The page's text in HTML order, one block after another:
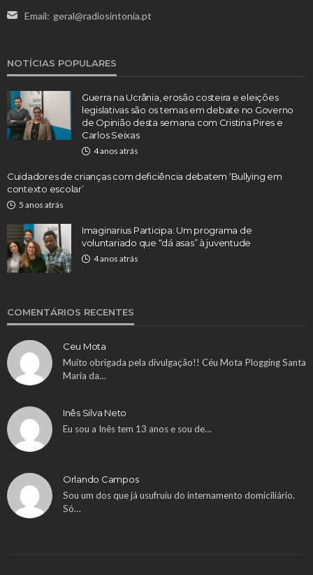
Email: geral@radiosintonia.pt
NOTÍCIAS POPULARES
Guerra na Ucrânia, erosão costeira e eleições
legislativas são os temas em debate no Governo
de Opinião desta semana com Cristina Pires e
Carlos Seixas
4 anos atrás
Cuidadores de crianças com deficiência debatem ‘Bullying em
contexto escolar’
5 anos atrás
Imaginarius Participa: Um programa de
voluntariado que “dá asas” à juventude
4 anos atrás
COMENTÁRIOS RECENTES
Ceu Mota
Muito obrigada pela divulgação!! Céu Mota Plogging Santa
Maria da…
Inês Silva Neto
Eu sou a Inês tem 13 anos e sou de…
Orlando Campos
Sou um dos que já usufruiu do internamento domiciliário.
Só…